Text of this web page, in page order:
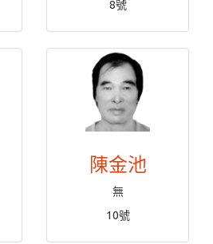
8號
陳金池
無
10號